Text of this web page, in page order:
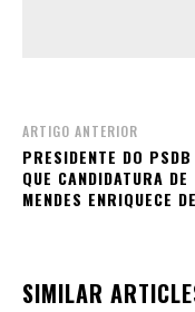
ARTIGO ANTERIOR
PRESIDENTE DO
QUE CANDIDATURA DE
MENDES ENRIQUECE
SIMILAR